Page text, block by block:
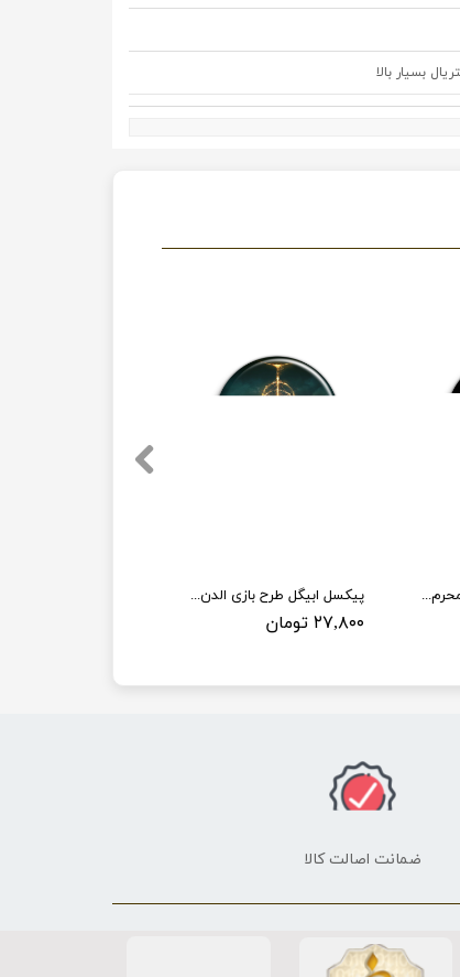
بسیار بالا
پیکسل ابیگل طرح بازی الدن رینگ کد elden ring 005
۲۷,۸۰۰ تومان
پیکسل ابیگل طرح ماه محرم کد 001
ضمانت اصالت کالا